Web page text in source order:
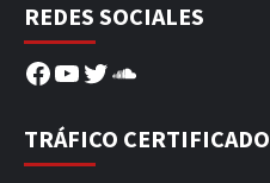
REDES SOCIALES
Facebook
YouTube
Twitter
SoundCloud
TRÁFICO CERTIFICADO